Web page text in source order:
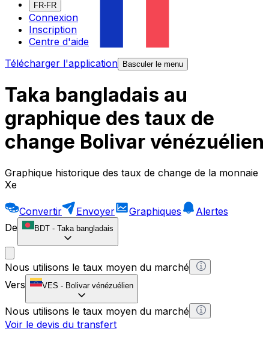
FR-FR
Connexion
Inscription
Centre d'aide
Télécharger l'application
Basculer le menu
Taka bangladais au
graphique des taux de
change Bolivar vénézuélien
Graphique historique des taux de change de la monnaie
Xe
Convertir Envoyer Graphiques
Alertes
De
BDT - Taka bangladais
Nous utilisons le taux moyen du marché
Vers
VES - Bolivar vénézuélien
Nous utilisons le taux moyen du marché
Voir le devis du transfert